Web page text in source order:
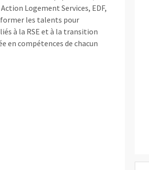
Logement Services, EDF,
former les talents pour
à la RSE et à la transition
en compétences de chacun